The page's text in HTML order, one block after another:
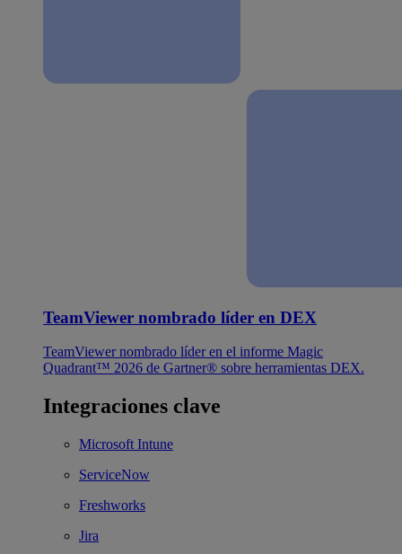
TeamViewer nombrado líder en DEX
TeamViewer nombrado líder en el informe Magic
Quadrant™ 2026 de Gartner® sobre herramientas DEX.
Integraciones clave
Microsoft Intune
ServiceNow
Freshworks
Jira